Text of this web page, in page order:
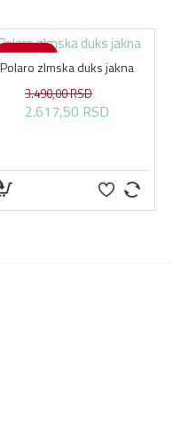
-25 %
Polaro zImska duks jakna
2.617,50 RSD
3.490,00 RSD